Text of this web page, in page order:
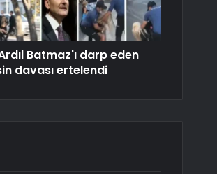
Batmaz'ı darp eden
davası ertelendi